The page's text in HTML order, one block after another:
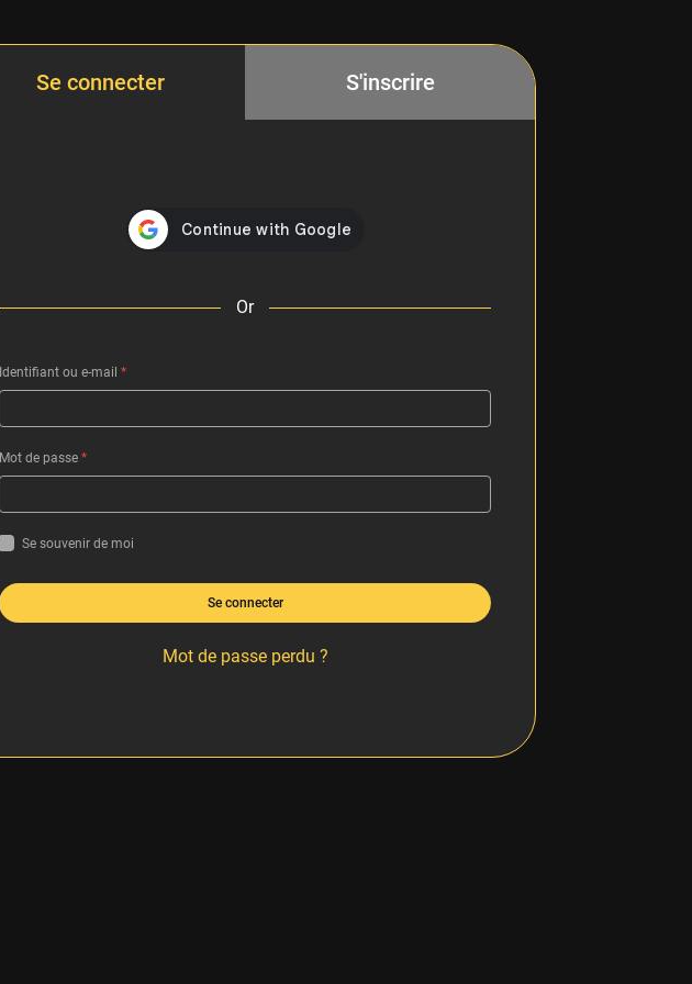
Se connecter S'inscrire
Or
Identifiant ou e-mail *
Mot de passe *
Se souvenir de moi
Se connecter
Mot de passe perdu ?